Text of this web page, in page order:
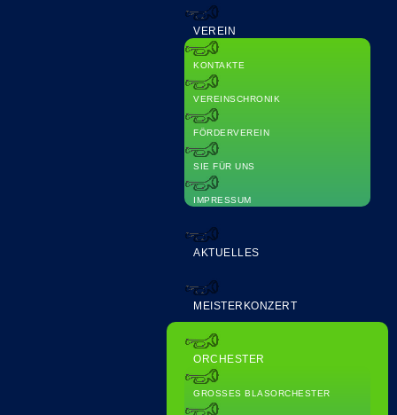
VEREIN
KONTAKTE
VEREINSCHRONIK
FÖRDERVEREIN
SIE FÜR UNS
IMPRESSUM
AKTUELLES
MEISTERKONZERT
ORCHESTER
GROSSES BLASORCHESTER